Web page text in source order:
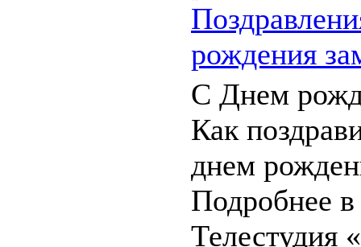
рождения
С Днем
Как
днем
Подробнее
Телестудия